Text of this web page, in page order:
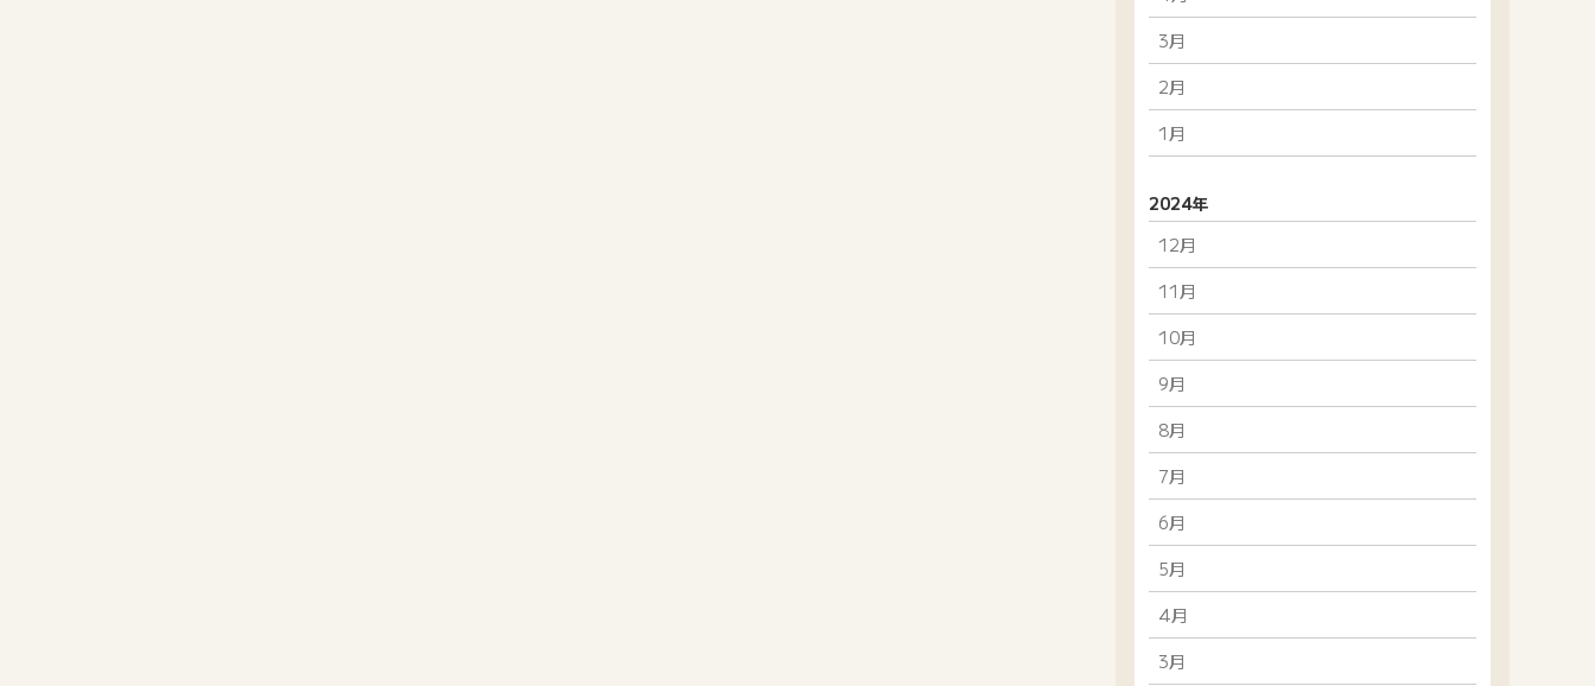
3月
2月
1月
2024年
12月
11月
10月
9月
8月
7月
6月
5月
4月
3月